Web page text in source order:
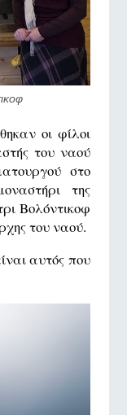
οι φίλοι
του ναού
στο
της
Βολόντικοφ
του ναού.
αυτός που